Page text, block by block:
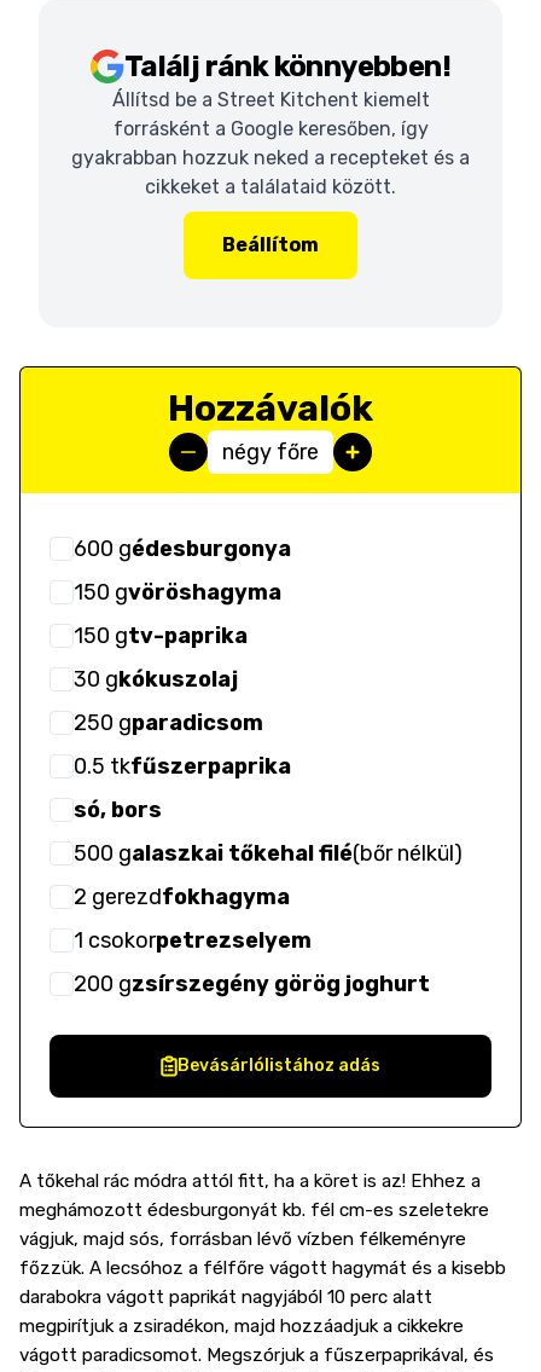
Találj ránk könnyebben!
Állítsd be a Street Kitchent kiemelt
forrásként a Google keresőben, így
gyakrabban hozzuk neked a recepteket és a
cikkeket a találataid között.
Beállítom
Hozzávalók
négy főre
600 gédesburgonya
150 gvöröshagyma
150 gtv-paprika
30 gkókuszolaj
250 gparadicsom
0.5 tkfűszerpaprika
só, bors
500 galaszkai tőkehal filé(bőr nélkül)
2 gerezdfokhagyma
1 csokorpetrezselyem
200 gzsírszegény görög joghurt
Bevásárlólistához adás
A tőkehal rác módra attól fitt, ha a köret is az! Ehhez a
meghámozott édesburgonyát kb. fél cm-es szeletekre
vágjuk, majd sós, forrásban lévő vízben félkeményre
főzzük. A lecsóhoz a félfőre vágott hagymát és a kisebb
darabokra vágott paprikát nagyjából 10 perc alatt
megpirítjuk a zsiradékon, majd hozzáadjuk a cikkekre
vágott paradicsomot. Megszórjuk a fűszerpaprikával, és